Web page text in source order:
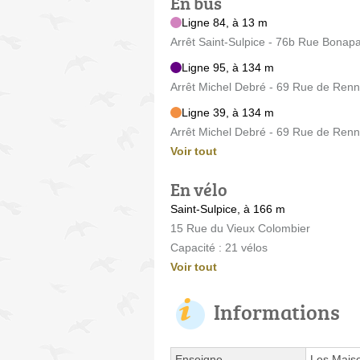
Ligne 84, à 13 m
Arrêt Saint-Sulpice - 76b Rue
Ligne 95, à 134 m
Arrêt Michel Debré - 69 Rue de
Ligne 39, à 134 m
Arrêt Michel Debré - 69 Rue de
Voir tout
En vélo
Saint-Sulpice, à 166 m
15 Rue du Vieux Colombier
Capacité : 21 vélos
Voir tout
Informations